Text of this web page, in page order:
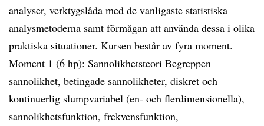
analyser, verktygslåda med de vanligaste statistiska
analysmetoderna samt förmågan att använda dessa i olika
praktiska situationer. Kursen består av fyra moment.
Moment 1 (6 hp): Sannolikhetsteori Begreppen
sannolikhet, betingade sannolikheter, diskret och
kontinuerlig slumpvariabel (en- och flerdimensionella),
sannolikhetsfunktion, frekvensfunktion,